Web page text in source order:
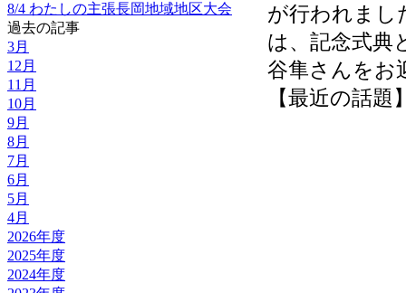
8/4 わたしの主張長岡地域地区大会
過去の記事
3月
12月
11月
10月
9月
8月
7月
6月
5月
4月
2026年度
2025年度
2024年度
が行われまし
は、記念式典
谷隼さんをお
【最近の話題